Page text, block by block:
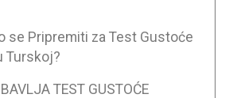
se Pripremiti za Test Gustoće
Turskoj?
TEST GUSTOĆE